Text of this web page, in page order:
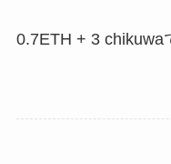
0.7ETH + 3 chikuwa